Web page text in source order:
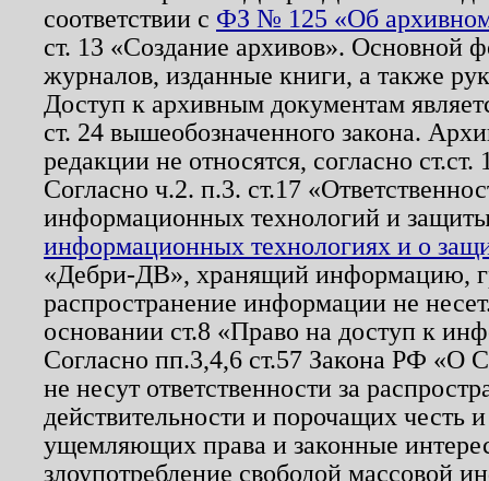
соответствии с ФЗ № 125 «Об
ст. 13 «Создание архивов». Основной
журналов, изданные книги, а также
Доступ к архивным документам
ст. 24 вышеобозначенного закона.
редакции не относятся, согласно
Согласно ч.2. п.3. ст.17
информационных технологий и
информационных технологиях и о
«Дебри-ДВ», хранящий информацию,
распространение информации не
основании ст.8 «Право на доступ к
Согласно пп.3,4,6 ст.57 Закона РФ «О
не несут ответственности за
действительности и порочащих честь
ущемляющих права и законные
злоупотребление свободой массовой